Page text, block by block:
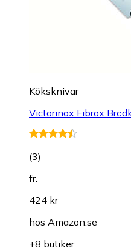
Köksknivar
Victorinox Fibrox
(3)
fr.
424 kr
hos Amazon.se
+8 butiker